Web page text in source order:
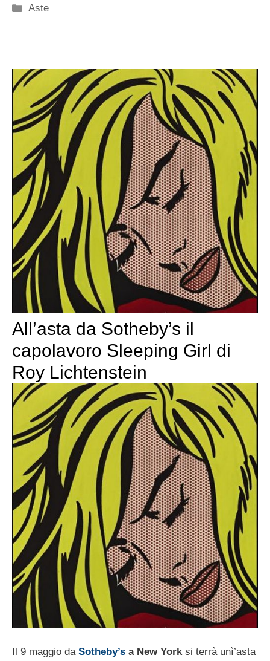
Categorie
Aste
All’asta da Sotheby’s il
capolavoro Sleeping Girl di
Roy Lichtenstein
Il 9 maggio da Sotheby’s a New York si terrà unì’asta